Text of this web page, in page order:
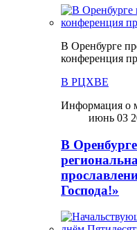
В Оренбурге
конференция
В РЦХВЕ
Информация о
июнь 03
В
Господа!»